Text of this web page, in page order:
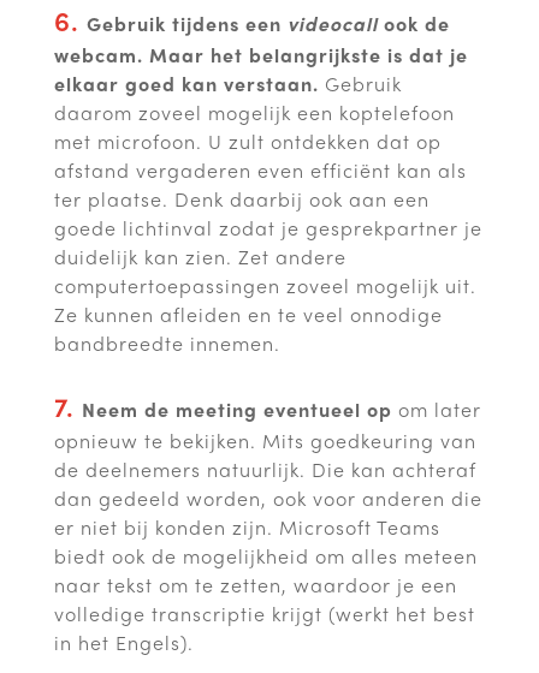
6. Gebruik tijdens een videocallook de
webcam. Maar het belangrijkste is dat je
elkaar goed kan verstaan. Gebruik
daarom zoveel mogelijk een koptelefoon
met microfoon. U zult ontdekken dat op
afstand vergaderen even efficiënt kan als
ter plaatse. Denk daarbij ook aan een
goede lichtinval zodat je gesprekpartner je
duidelijk kan zien. Zet andere
computertoepassingen zoveel mogelijk uit.
Ze kunnen afleiden en te veel onnodige
bandbreedte innemen.
7. Neem de meeting eventueel op om later
opnieuw te bekijken. Mits goedkeuring van
de deelnemers natuurlijk. Die kan achteraf
dan gedeeld worden, ook voor anderen die
er niet bij konden zijn. Microsoft Teams
biedt ook de mogelijkheid om alles meteen
naar tekst om te zetten, waardoor je een
volledige transcriptie krijgt (werkt het best
in het Engels).